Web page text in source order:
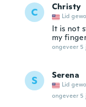
C Christy
Lid
It is not
my
ongeveer 5
S Serena
Lid
ongeveer 5